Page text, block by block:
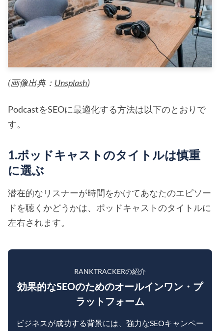
(画像出典： Unsplash)
PodcastをSEOに最適化する方法は以下のとおりで
す。
1.ポッドキャストのタイトルは慎重
に選ぶ
潜在的なリスナーが時間をかけてあなたのエピソー
ドを聴くかどうかは、ポッドキャストのタイトルに
左右されます。
RANKTRACKERの紹介
効果的なSEOのためのオールインワン・プ
ラットフォーム
ビジネスが成功する背景には、強力なSEOキャンペー